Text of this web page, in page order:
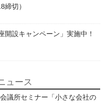
締切）
開設キャンペーン」実施中！
ュース
議所セミナー「小さな会社の